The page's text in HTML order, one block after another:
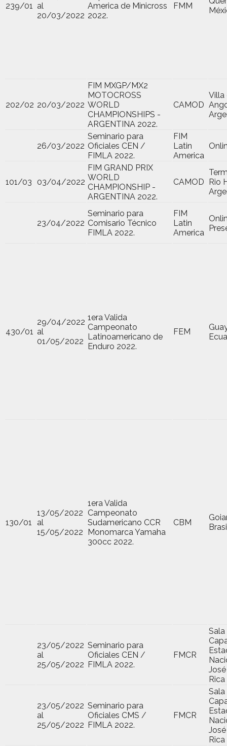
239/01 al
20/03/2022
America de Minicross
2022.
FMM
202/02 20/03/2022
FIM MXGP/MX2
MOTOCROSS
WORLD
CHAMPIONSHIPS -
ARGENTINA 2022.
CAMOD
Villa
26/03/2022
Seminario para
Oficiales CEN /
FIMLA 2022.
FIM
Latin
America
101/03 03/04/2022
FIM GRAND PRIX
WORLD
CHAMPIONSHIP -
ARGENTINA 2022.
CAMOD Rio
23/04/2022
Seminario para
Comisario Técnico
FIMLA 2022.
FIM
Latin
America
430/01
29/04/2022
al
01/05/2022
1era Valida
Campeonato
Latinoamericano de
Enduro 2022.
FEM
130/01
13/05/2022
al
15/05/2022
1era Valida
Campeonato
Sudamericano CCR
Monomarca Yamaha
300cc 2022.
CBM
23/05/2022
al
25/05/2022
Seminario para
Oficiales CEN /
FIMLA 2022.
FMCR
Sala
Rica
23/05/2022
al
25/05/2022
Seminario para
Oficiales CMS /
FIMLA 2022.
FMCR
Sala
Rica